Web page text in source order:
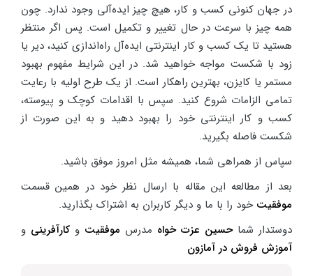
در جهان کنونی کسب و کار، هیچ چیز ایده‌آلی وجود ندارد. چون
همه چیز با سرعت در حال تغییر و تکمیل است. پس اگر منتظر
هستید تا یک کسب و کار اینترنتی ایده‌آل راه‌اندازی کنید، دیر یا
زود با شکست مواجه خواهید شد. در این شرایط مفهوم بهبود
مستمر یا کایزن، بهترین راهکار است. از یک طرح اولیه با رعایت
تمامی الزامات شروع کنید. سپس با اقدامات کوچک و پیوسته،
کسب و کار اینترنتی خود را بهبود دهید و به این صورت از
شکست فاصله بگیرید.
سپاس از همراهی شما، همیشه مثل امروز موفق باشید.
بعد از مطالعه این مقاله با ارسال نظر خود در همین قسمت
موفقیت خود را با ما و دیگر کاربران به اشتراک بگذارید.
دوستدار شما حسین عزت خواه مدرس موفقیت و کارآفرینی و
آموزش فروش در آمازون